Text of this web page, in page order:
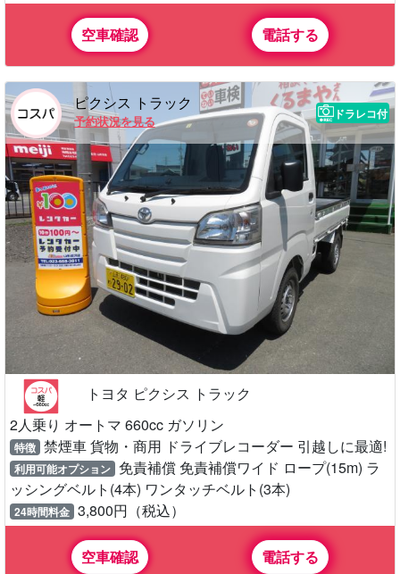
空車確認 電話する
ピクシス トラック
予約状況を見る
ドラレコ付
トヨタ ピクシス トラック
2人乗り オートマ 660cc ガソリン
特徴 禁煙車 貨物・商用 ドライブレコーダー 引越しに最適!
利用可能オプション 免責補償 免責補償ワイド ロープ(15m) ラ
ッシングベルト(4本) ワンタッチベルト(3本)
24時間料金 3,800円（税込）
空車確認 電話する